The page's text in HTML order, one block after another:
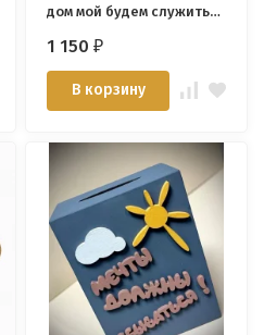
дом мой будем служить
1 150₽
В корзину